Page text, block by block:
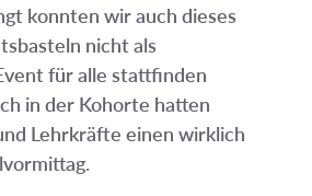
konnten wir auch dieses
nicht als
für alle stattfinden
in der Kohorte hatten
Lehrkräfte einen wirklich